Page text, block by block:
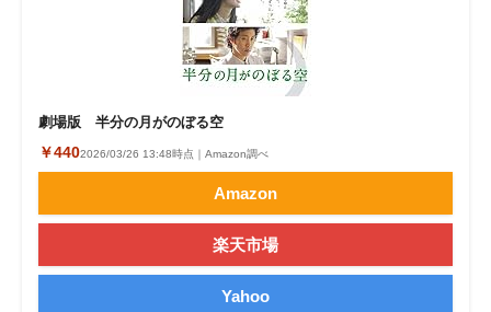
劇場版 半分の月がのぼる空
￥4402026/03/26 13:48時点｜Amazon調べ
Amazon
楽天市場
Yahoo